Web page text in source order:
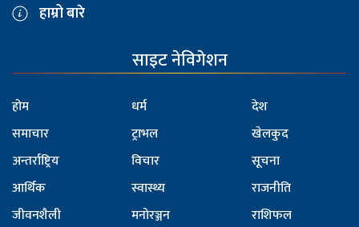
हाम्रो बारे
साइट नेविगेशन
होम
समाचार
अन्तर्राष्ट्रिय
आर्थिक
जीवनशैली
धर्म
ट्राभल
विचार
स्वास्थ्य
मनोरञ्जन
देश
खेलकुद
सूचना
राजनीति
राशिफल